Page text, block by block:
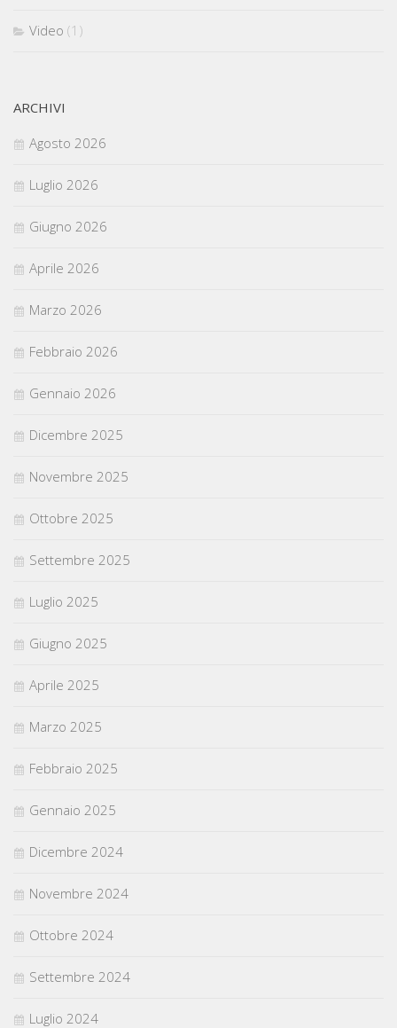
Video (1)
ARCHIVI
Agosto 2026
Luglio 2026
Giugno 2026
Aprile 2026
Marzo 2026
Febbraio 2026
Gennaio 2026
Dicembre 2025
Novembre 2025
Ottobre 2025
Settembre 2025
Luglio 2025
Giugno 2025
Aprile 2025
Marzo 2025
Febbraio 2025
Gennaio 2025
Dicembre 2024
Novembre 2024
Ottobre 2024
Settembre 2024
Luglio 2024